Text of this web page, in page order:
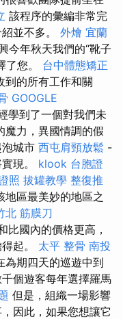
該程序的彙編非常完
並不多。 外燴 宜蘭
今年秋天我們的“靴子
了您。 台中體態矯正
到的所有工作和關
GOOGLE
學到了一個對我們未
魔力，異國情調的假
城市 西屯肩頸放鬆 -
現。 klook 台胞證
照 拔罐教學 整復推
地區最美妙的地區之
北 筋膜刀
比國內的價格更高，
起。 太平 整骨 南投
為期四天的巡遊中到
個遊客每年選擇羅馬
但是，組織一場影響
因此，如果您想讓它